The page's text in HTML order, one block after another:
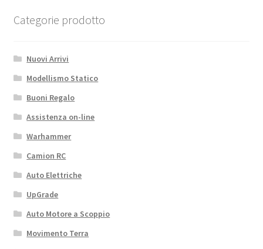
Categorie prodotto
Nuovi Arrivi
Modellismo Statico
Buoni Regalo
Assistenza on-line
Warhammer
Camion RC
Auto Elettriche
UpGrade
Auto Motore a Scoppio
Movimento Terra